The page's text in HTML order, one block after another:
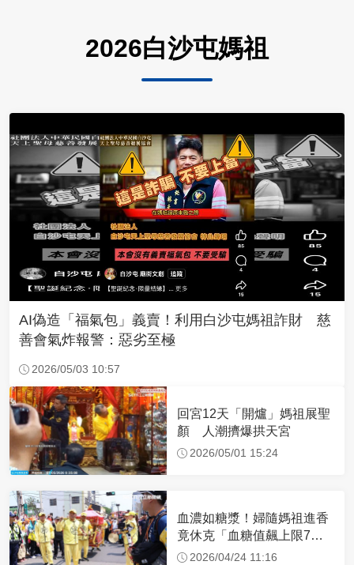
2026白沙屯媽祖
AI偽造「福氣包」義賣！利用白沙屯媽祖詐財 慈
善會氣炸報警：惡劣至極
2026/05/03 10:57
回宮12天「開爐」媽祖展聖
顏 人潮擠爆拱天宮
2026/05/01 15:24
血濃如糖漿！婦隨媽祖進香
竟休克「血糖值飆上限7
倍」 醫曝原因
2026/04/24 11:16